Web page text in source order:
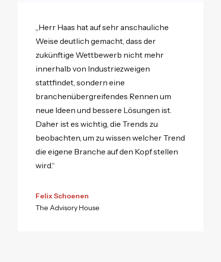
„Herr Haas hat auf sehr anschauliche
Weise deutlich gemacht, dass der
zukünftige Wettbewerb nicht mehr
innerhalb von Industriezweigen
stattfindet, sondern eine
branchenübergreifendes Rennen um
neue Ideen und bessere Lösungen ist.
Daher ist es wichtig, die Trends zu
beobachten, um zu wissen welcher Trend
die eigene Branche auf den Kopf stellen
wird.“
Felix Schoenen
The Advisory House